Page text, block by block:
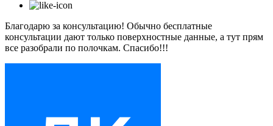
Благодарю за консультацию! Обычно бесплатные
консультации дают только поверхностные данные, а тут прям
все разобрали по полочкам. Спасибо!!!